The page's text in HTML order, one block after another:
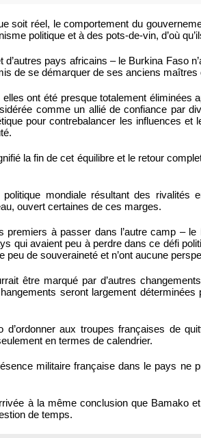
soit réel, le comportement du
politique et à des pots-de-vin, d’où
pays africains – le Burkina Faso
de se démarquer de ses anciens maîtres
ont été presque totalement éliminées
comme un allié de confiance par
pour contrebalancer les influences et
la fin de cet équilibre et le retour
politique mondiale résultant des rivalités
ouvert certaines de ces marges.
premiers à passer dans l’autre camp –
qui avaient peu à perdre dans ce défi
peu de souveraineté et n’ont aucune
être marqué par d’autres
seront largement déterminées
d’ordonner aux troupes françaises de
en termes de calendrier.
militaire française dans le pays ne
à la même conclusion que Bamako
de temps.